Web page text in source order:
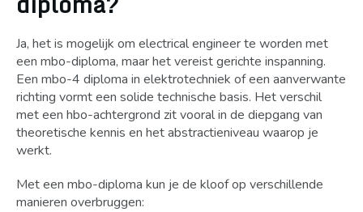
Ja, het is mogelijk om electrical engineer te worden met
een mbo-diploma, maar het vereist gerichte inspanning.
Een mbo-4 diploma in elektrotechniek of een aanverwante
richting vormt een solide technische basis. Het verschil
met een hbo-achtergrond zit vooral in de diepgang van
theoretische kennis en het abstractieniveau waarop je
werkt.
Met een mbo-diploma kun je de kloof op verschillende
manieren overbruggen: